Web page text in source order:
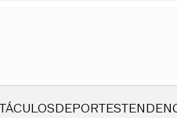
DEPORTES